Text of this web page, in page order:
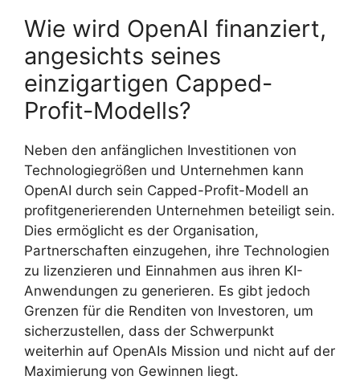
Wie wird OpenAI finanziert,
angesichts seines
einzigartigen Capped-
Profit-Modells?
Neben den anfänglichen Investitionen von
Technologiegrößen und Unternehmen kann
OpenAI durch sein Capped-Profit-Modell an
profitgenerierenden Unternehmen beteiligt sein.
Dies ermöglicht es der Organisation,
Partnerschaften einzugehen, ihre Technologien
zu lizenzieren und Einnahmen aus ihren KI-
Anwendungen zu generieren. Es gibt jedoch
Grenzen für die Renditen von Investoren, um
sicherzustellen, dass der Schwerpunkt
weiterhin auf OpenAIs Mission und nicht auf der
Maximierung von Gewinnen liegt.